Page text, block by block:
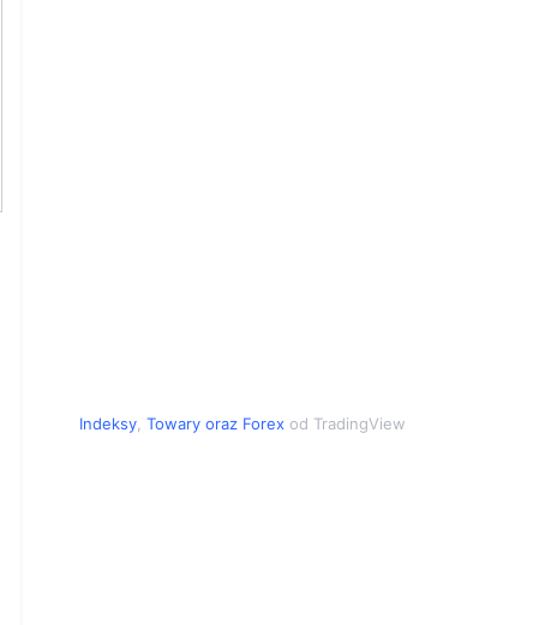
Indeksy Towary oraz Forex od TradingView